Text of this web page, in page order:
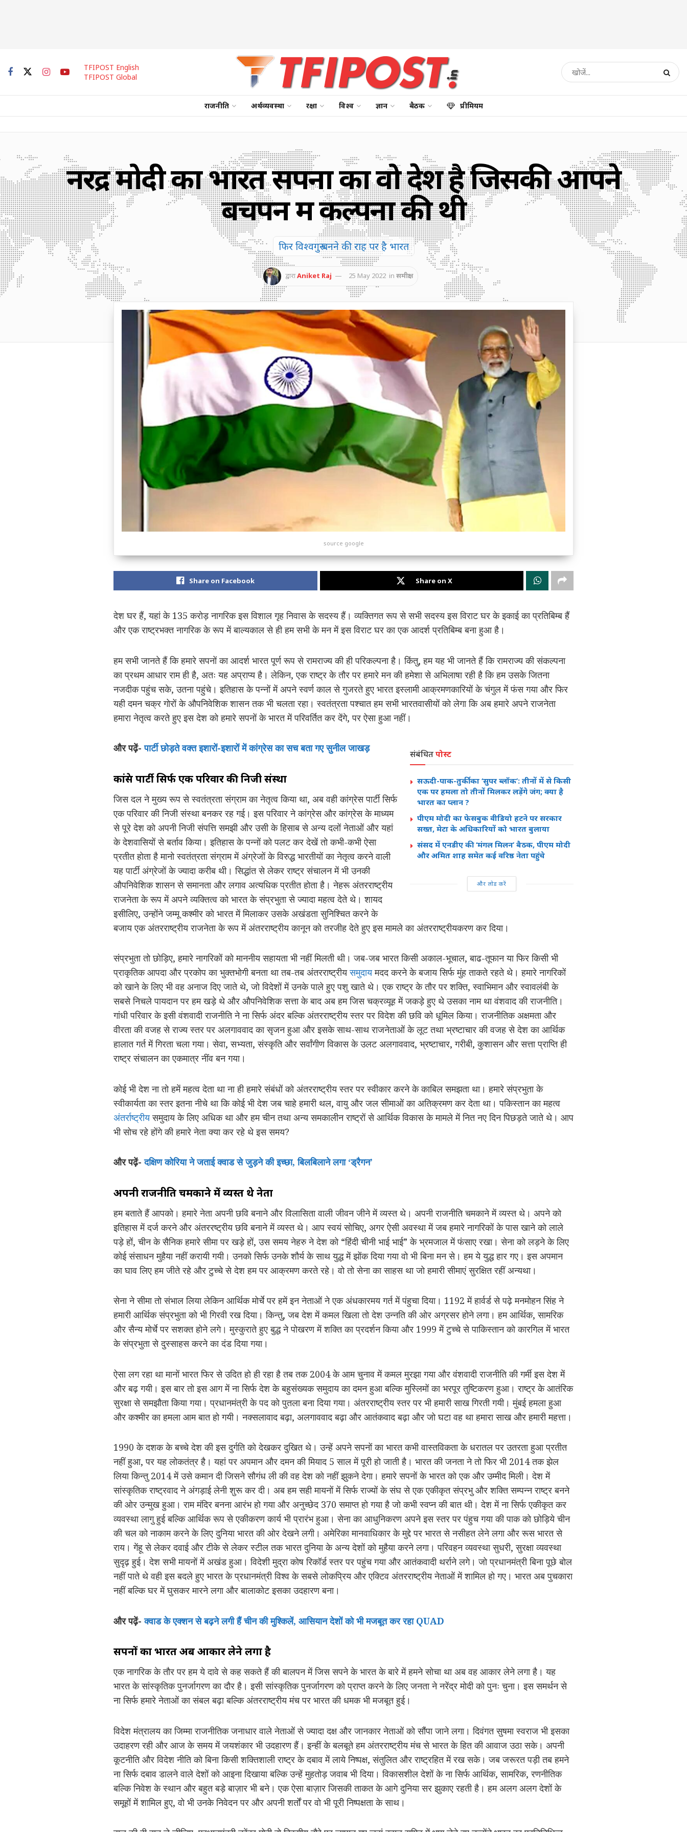
TFIPOST English
TFIPOST Global
राजनीति अर्थव्यवस्था रक्षा विश्व ज्ञान बैठक प्रीमियम
नरेंद्र मोदी का भारत सपनों का वो देश है जिसकी आपने
बचपन में कल्पना की थी
फिर विश्वगुरु बनने की राह पर है भारत
द्वाराAniket Raj 25 May 2022 in समीक्षा
source google
Share on Facebook Share on X
देश घर हैं, यहां के 135 करोड़ नागरिक इस विशाल गृह निवास के सदस्य हैं। व्यक्तिगत रूप से सभी सदस्य इस विराट घर के इकाई का प्रतिबिम्ब हैं
और एक राष्ट्रभक्त नागरिक के रूप में बाल्यकाल से ही हम सभी के मन में इस विराट घर का एक आदर्श प्रतिबिम्ब बना हुआ है।
हम सभी जानते हैं कि हमारे सपनों का आदर्श भारत पूर्ण रूप से रामराज्य की ही परिकल्पना है। किंतु, हम यह भी जानते हैं कि रामराज्य की संकल्पना
का प्रथम आधार राम ही है, अतः यह अप्राप्य है। लेकिन, एक राष्ट्र के तौर पर हमारे मन की हमेशा से अभिलाषा रही है कि हम उसके जितना
नजदीक पहुंच सके, उतना पहुंचे। इतिहास के पन्नों में अपने स्वर्ण काल से गुजरते हुए भारत इस्लामी आक्रमणकारियों के चंगुल में फंस गया और फिर
यही दमन चक्र गोरों के औपनिवेशिक शासन तक भी चलता रहा। स्वतंत्रता पश्चात हम सभी भारतवासीयों को लेगा कि अब हमारे अपने राजनेता
हमारा नेतृत्व करते हुए इस देश को हमारे सपनों के भारत में परिवर्तित कर देंगे, पर ऐसा हुआ नहीं।
संबंधितपोस्ट
सऊदी-पाक-तुर्की का ‘सुपर ब्लॉक’: तीनों में से किसी
एक पर हमला तो तीनों मिलकर लड़ेंगे जंग; क्या है
भारत का प्लान ?
पीएम मोदी का फेसबुक वीडियो हटने पर सरकार
सख्त, मेटा के अधिकारियों को भारत बुलाया
संसद में एनडीए की ‘मंगल मिलन’ बैठक, पीएम मोदी
और अमित शाह समेत कई वरिष्ठ नेता पहुंचे
और लोड करें
और पढ़ें-पार्टी छोड़ते वक्त इशारों-इशारों में कांग्रेस का सच बता गए सुनील जाखड़
कांग्रेस पार्टी सिर्फ एक परिवार की निजी संस्था
जिस दल ने मुख्य रूप से स्वतंत्रता संग्राम का नेतृत्व किया था, अब वही कांग्रेस पार्टी सिर्फ
एक परिवार की निजी संस्था बनकर रह गई। इस परिवार ने कांग्रेस और कांग्रेस के माध्यम
से पूरे देश को अपनी निजी संपत्ति समझी और उसी के हिसाब से अन्य दलों नेताओं और यहां
के देशवासियों से बर्ताव किया। इतिहास के पन्नों को पलट कर देखें तो कभी-कभी ऐसा
प्रतीत होता है मानो स्वतंत्रता संग्राम में अंग्रेजों के विरुद्ध भारतीयों का नेतृत्व करने वाली
यह पार्टी अंग्रेजों के ज्यादा करीब थी। सिद्धांत से लेकर राष्ट्र संचालन में भी उनकी
औपनिवेशिक शासन से समानता और लगाव अत्यधिक प्रतीत होता है। नेहरू अंतरराष्ट्रीय
राजनेता के रूप में अपने व्यक्तित्व को भारत के संप्रभुता से ज्यादा महत्व देते थे। शायद
इसीलिए, उन्होंने जम्मू कश्मीर को भारत में मिलाकर उसके अखंडता सुनिश्चित करने के
बजाय एक अंतरराष्ट्रीय राजनेता के रूप में अंतरराष्ट्रीय कानून को तरजीह देते हुए इस मामले का अंतरराष्ट्रीयकरण कर दिया।
संप्रभुता तो छोड़िए, हमारे नागरिकों को माननीय सहायता भी नहीं मिलती थी। जब-जब भारत किसी अकाल-भूचाल, बाढ-तूफान या फिर किसी भी
प्राकृतिक आपदा और प्रकोप का भुक्तभोगी बनता था तब-तब अंतरराष्ट्रीयसमुदायमदद करने के बजाय सिर्फ मुंह ताकते रहते थे। हमारे नागरिकों
को खाने के लिए भी वह अनाज दिए जाते थे, जो विदेशों में उनके पाले हुए पशु खाते थे। एक राष्ट्र के तौर पर शक्ति, स्वाभिमान और स्वावलंबी के
सबसे निचले पायदान पर हम खड़े थे और औपनिवेशिक सत्ता के बाद अब हम जिस चक्रव्यूह में जकड़े हुए थे उसका नाम था वंशवाद की राजनीति।
गांधी परिवार के इसी वंशवादी राजनीति ने ना सिर्फ अंदर बल्कि अंतरराष्ट्रीय स्तर पर विदेश की छवि को धूमिल किया। राजनीतिक अक्षमता और
वीरता की वजह से राज्य स्तर पर अलगाववाद का सृजन हुआ और इसके साथ-साथ राजनेताओं के लूट तथा भ्रष्टाचार की वजह से देश का आर्थिक
हालात गर्त में गिरता चला गया। सेवा, सभ्यता, संस्कृति और सर्वांगीण विकास के उलट अलगाववाद, भ्रष्टाचार, गरीबी, कुशासन और सत्ता प्राप्ति ही
राष्ट्र संचालन का एकमात्र नींव बन गया।
कोई भी देश ना तो हमें महत्व देता था ना ही हमारे संबंधों को अंतरराष्ट्रीय स्तर पर स्वीकार करने के काबिल समझता था। हमारे संप्रभुता के
स्वीकार्यता का स्तर इतना नीचे था कि कोई भी देश जब चाहे हमारी थल, वायु और जल सीमाओं का अतिक्रमण कर देता था। पकिस्तान का महत्व
अंतर्राष्ट्रीयसमुदाय के लिए अधिक था और हम चीन तथा अन्य समकालीन राष्ट्रों से आर्थिक विकास के मामले में नित नए दिन पिछड़ते जाते थे। आप
भी सोच रहे होंगे की हमारे नेता क्या कर रहे थे इस समय?
और पढ़ें-दक्षिण कोरिया ने जताई क्वाड से जुड़ने की इच्छा, बिलबिलाने लगा ‘ड्रैगन’
अपनी राजनीति चमकाने में व्यस्त थे नेता
हम बताते हैं आपको। हमारे नेता अपनी छवि बनाने और विलासिता वाली जीवन जीने में व्यस्त थे। अपनी राजनीति चमकाने में व्यस्त थे। अपने को
इतिहास में दर्ज करने और अंतररष्ट्रीय छवि बनाने में व्यस्त थे। आप स्वयं सोचिए, अगर ऐसी अवस्था में जब हमारे नागरिकों के पास खाने को लाले
पड़े हों, चीन के सैनिक हमारे सीमा पर खड़े हों, उस समय नेहरु ने देश को “हिंदी चीनी भाई भाई” के भ्रमजाल में फंसाए रखा। सेना को लड़ने के लिए
कोई संसाधन मुहैया नहीं करायी गयी। उनको सिर्फ उनके शौर्य के साथ युद्ध में झोंक दिया गया वो भी बिना मन से। हम ये युद्ध हार गए। इस अपमान
का घाव लिए हम जीते रहे और टुच्चे से देश हम पर आक्रमण करते रहे। वो तो सेना का साहस था जो हमारी सीमाएं सुरक्षित रहीं अन्यथा।
सेना ने सीमा तो संभाल लिया लेकिन आर्थिक मोर्चे पर हमें इन नेताओं ने एक अंधकारमय गर्त में पंहुचा दिया। 1192 में हार्वर्ड से पढ़े मनमोहन सिंह ने
हमारी आर्थिक संप्रभुता को भी गिरवी रख दिया। किन्तु, जब देश में कमल खिला तो देश उन्नति की ओर अग्रसर होने लगा। हम आर्थिक, सामरिक
और सैन्य मोर्चे पर सशक्त होने लगे। मुस्कुराते हुए बुद्ध ने पोखरण में शक्ति का प्रदर्शन किया और 1999 में टुच्चे से पाकिस्तान को कारगिल में भारत
के संप्रभुता से दुस्साहस करने का दंड दिया गया।
ऐसा लग रहा था मानों भारत फिर से उदित हो ही रहा है तब तक 2004 के आम चुनाव में कमल मुरझा गया और वंशवादी राजनीति की गर्मी इस देश में
और बढ़ गयी। इस बार तो इस आग में ना सिर्फ देश के बहुसंख्यक समुदाय का दमन हुआ बल्कि मुस्लिमों का भरपूर तुष्टिकरण हुआ। राष्ट्र के आतंरिक
सुरक्षा से समझौता किया गया। प्रधानमंत्री के पद को पुतला बना दिया गया। अंतरराष्ट्रीय स्तर पर भी हमारी साख गिरती गयी। मुंबई हमला हुआ
और कश्मीर का हमला आम बात हो गयी। नक्सलावाद बढ़ा, अलगाववाद बढ़ा और आतंकवाद बढ़ा और जो घटा वह था हमारा साख और हमारी महत्ता।
1990 के दशक के बच्चे देश की इस दुर्गति को देखकर दुखित थे। उन्हें अपने सपनों का भारत कभी वास्तविकता के धरातल पर उतरता हुआ प्रतीत
नहीं हुआ, पर यह लोकतंत्र है। यहां पर अपमान और दमन की मियाद 5 साल में पूरी हो जाती है। भारत की जनता ने तो फिर भी 2014 तक झेल
लिया किन्तु 2014 में उसे कमान दी जिसने सौगंध ली की वह देश को नहीं झुकने देगा। हमारे सपनों के भारत को एक और उम्मीद मिली। देश में
सांस्कृतिक राष्ट्रवाद ने अंगड़ाई लेनी शुरू कर दी। अब हम सही मायनों में सिर्फ राज्यों के संघ से एक एकीकृत संप्रभु और शक्ति सम्पन्न राष्ट्र बनने
की ओर उन्मुख हुआ। राम मंदिर बनना आरंभ हो गया और अनुच्छेद 370 समाप्त हो गया है जो कभी स्वप्न की बात थी। देश में ना सिर्फ एकीकृत कर
व्यवस्था लागु हुई बल्कि आर्थिक रूप से एकीकरण कार्य भी प्रारंभ हुआ। सेना का आधुनिकरण अपने इस स्तर पर पंहुच गया की पाक को छोड़िये चीन
की चल को नाकाम करने के लिए दुनिया भारत की ओर देखने लगी। अमेरिका मानवाधिकार के मुद्दे पर भारत से नसीहत लेने लगा और रूस भारत से
राय। गेंहू से लेकर दवाई और टीके से लेकर स्टील तक भारत दुनिया के अन्य देशों को मुहैया करने लगा। परिवहन व्यवस्था सुधरी, सुरक्षा व्यवस्था
सुदृढ़ हुई। देश सभी मायनों में अखंड हुआ। विदेशी मुद्रा कोष रिकॉर्ड स्तर पर पहुंच गया और आतंकवादी थर्राने लगे। जो प्रधानमंत्री बिना पूछे बोल
नहीं पाते थे वही इस बदले हुए भारत के प्रधानमंत्री विश्व के सबसे लोकप्रिय और एक्टिव अंतरराष्ट्रीय नेताओं में शामिल हो गए। भारत अब पुचकारा
नहीं बल्कि घर में घुसकर मारने लगा और बालाकोट इसका उदहारण बना।
और पढ़ें-क्वाड के एक्शन से बढ़ने लगी हैं चीन की मुश्किलें, आसियान देशों को भी मजबूत कर रहा QUAD
सपनों का भारत अब आकार लेने लगा है
एक नागरिक के तौर पर हम ये दावे से कह सकते हैं की बालपन में जिस सपने के भारत के बारे में हमने सोचा था अब वह आकार लेने लगा है। यह
भारत के सांस्कृतिक पुनर्जागरण का दौर है। इसी सांस्कृतिक पुनर्जागरण को प्राप्त करने के लिए जनता ने नरेंद्र मोदी को पुनः चुना। इस समर्थन से
ना सिर्फ हमारे नेताओं का संबल बढ़ा बल्कि अंतरराष्ट्रीय मंच पर भारत की धमक भी मजबूत हुई।
विदेश मंत्रालय का जिम्मा राजनीतिक जनाधार वाले नेताओं से ज्यादा दक्ष और जानकार नेताओं को सौंपा जाने लगा। दिवंगत सुषमा स्वराज भी इसका
उदाहरण रही और आज के समय में जयशंकार भी उदहारण हैं। इन्हीं के बलबूते हम अंतरराष्ट्रीय मंच से भारत के हित की आवाज उठा सके। अपनी
कूटनीति और विदेश नीति को बिना किसी शक्तिशाली राष्ट्र के दबाव में लाये निष्पक्ष, संतुलित और राष्ट्रहित में रख सके। जब जरूरत पड़ी तब हमने
ना सिर्फ दबाव डालने वाले देशों को आइना दिखाया बल्कि उन्हें मुहतोड़ जवाब भी दिया। विकासशील देशों के ना सिर्फ आर्थिक, सामरिक, रणनीतिक
बल्कि निवेश के स्थान और बहुत बड़े बाज़ार भी बने। एक ऐसा बाज़ार जिसकी ताकत के आगे दुनिया सर झुकाए रहती है। हम अलग अलग देशों के
समूहों में शामिल हुए, वो भी उनके निवेदन पर और अपनी शर्तों पर वो भी पूरी निष्पक्षता के साथ।